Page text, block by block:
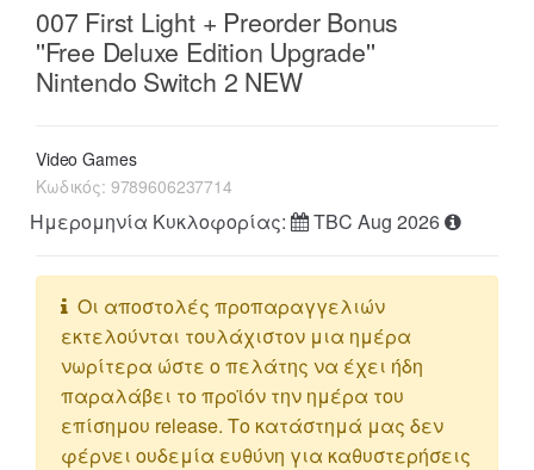
007 First Light + Preorder Bonus
''Free Deluxe Edition Upgrade''
Nintendo Switch 2 NEW
Video Games
Κωδικός: 9789606237714
Ημερομηνία Κυκλοφορίας: TBC Aug 2026
Οι αποστολές προπαραγγελιών
εκτελούνται τουλάχιστον μια ημέρα
νωρίτερα ώστε ο πελάτης να έχει ήδη
παραλάβει το προϊόν την ημέρα του
επίσημου release. Το κατάστημά μας δεν
φέρνει ουδεμία ευθύνη για καθυστερήσεις